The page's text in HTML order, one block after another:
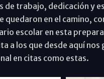
de trabajo, dedicación y
quedaron en el camino,
escolar en esta
a los que desde aquí
en citas como estas.